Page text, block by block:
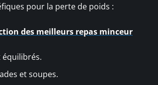
pour la perte de poids :
des meilleurs repas minceur
équilibrés.
et soupes.